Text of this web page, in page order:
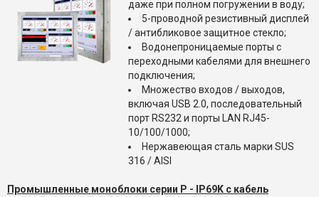
даже при полном погружении в воду;
5-проводной резистивный дисплей
/ антибликовое защитное стекло;
Водонепроницаемые порты с
переходными кабелями для внешнего
подключения;
Множество входов / выходов,
включая USB 2.0, последовательный
порт RS232 и порты LAN RJ45-
10/100/1000;
Нержавеющая сталь марки SUS
316 / AISI
Промышленные моноблоки серии P - IP69K с кабель